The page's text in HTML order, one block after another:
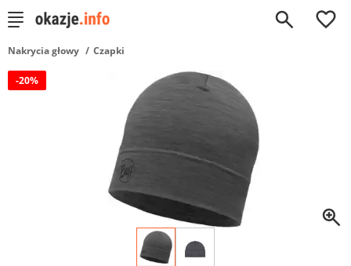
0
Nakrycia głowy Czapki
-20%